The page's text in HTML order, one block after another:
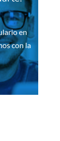
en
con la